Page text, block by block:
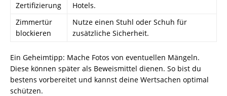
Zertifizierung
Hotels.
Zimmertür
blockieren
Nutze einen Stuhl oder Schuh für
zusätzliche Sicherheit.
Ein Geheimtipp: Mache Fotos von eventuellen Mängeln.
Diese können später als Beweismittel dienen. So bist du
bestens vorbereitet und kannst deine Wertsachen optimal
schützen.